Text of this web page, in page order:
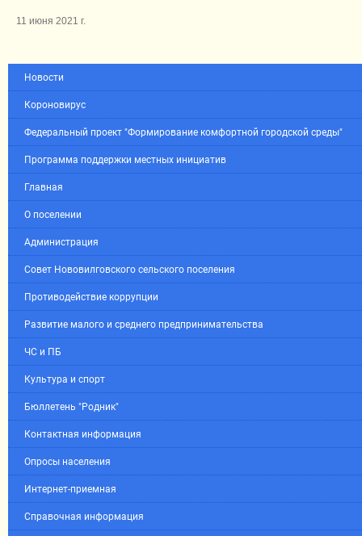
11 июня 2021 г.
Новости
Короновирус
Федеральный проект "Формирование комфортной городской среды"
Программа поддержки местных инициатив
Главная
О поселении
Администрация
Совет Нововилговского сельского поселения
Противодействие коррупции
Развитие малого и среднего предпринимательства
ЧС и ПБ
Культура и спорт
Бюллетень "Родник"
Контактная информация
Опросы населения
Интернет-приемная
Справочная информация